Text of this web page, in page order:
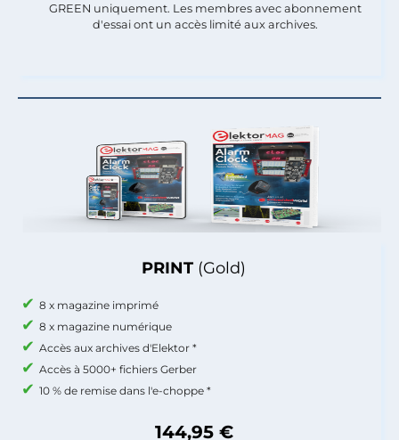
PRINT (Gold)
8 x magazine imprimé
8 x magazine numérique
Accès aux archives d'Elektor *
Accès à 5000+ fichiers Gerber
10 % de remise dans l'e-choppe *
144,95 €
GREEN uniquement. Les membres avec abonnement
d'essai ont un accès limité aux archives.